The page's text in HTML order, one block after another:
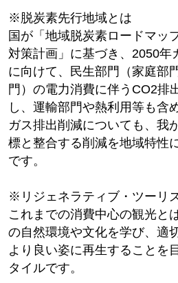
※脱炭素先行地域とは
国が「地域脱炭素ロードマッ
対策計画」に基づき、2050年
に向けて、民生部門（家庭部
門）の電力消費に伴うCO2排
し、運輸部門や熱利用等も含
ガス排出削減についても、我
標と整合する削減を地域特性
です。
※リジェネラティブ・ツーリ
これまでの消費中心の観光と
の自然環境や文化を学び、適
より良い姿に再生することを
タイルです。